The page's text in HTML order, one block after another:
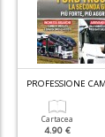
PROFESSIONE
Cartacea
4.90 €